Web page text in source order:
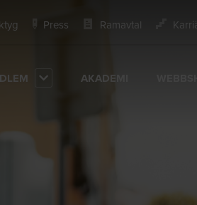
Press Ramavtal
AKADEMI